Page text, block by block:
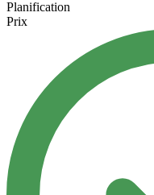
Planification
Prix